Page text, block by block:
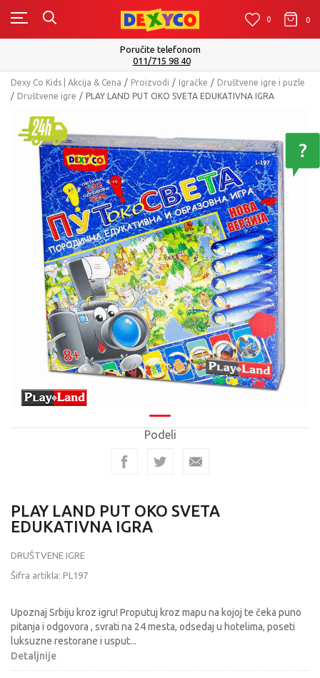
0 0 0
Poručite telefonom
011/715 98 40
Dexy Co Kids | Akcija & Cena Proizvodi Igračke
Društvene igre i puzle
Društvene igre
PLAY LAND PUT OKO SVETA EDUKATIVNA IGRA
Podeli
PLAY LAND PUT OKO SVETA
EDUKATIVNA IGRA
DRUŠTVENE IGRE
Šifra artikla: PL197
Upoznaj Srbiju kroz igru! Proputuj kroz mapu na kojoj te čeka puno
pitanja i odgovora , svrati na 24 mesta, odsedaj u hotelima, poseti
luksuzne restorane i usput...
Detaljnije